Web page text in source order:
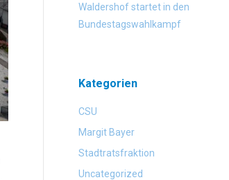
Waldershof startet in den
Bundestagswahlkampf
Kategorien
CSU
Margit Bayer
Stadtratsfraktion
Uncategorized